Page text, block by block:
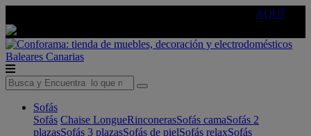
AQUÍ
Baleares Canarias
Sofás
Sofás Chaise LongueRinconerasSofás camaSofás 2
plazasSofás 3 plazasSofás de pielSofás relaxSofás